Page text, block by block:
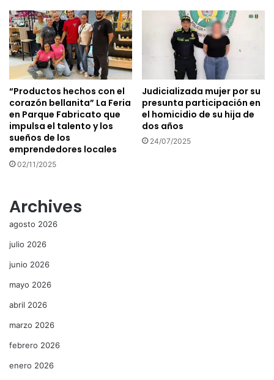
“Productos hechos con el
corazón bellanita” La Feria
en Parque Fabricato que
impulsa el talento y los
sueños de los
emprendedores locales
02/11/2025
Judicializada mujer por su
presunta participación en
el homicidio de su hija de
dos años
24/07/2025
Archives
agosto 2026
julio 2026
junio 2026
mayo 2026
abril 2026
marzo 2026
febrero 2026
enero 2026